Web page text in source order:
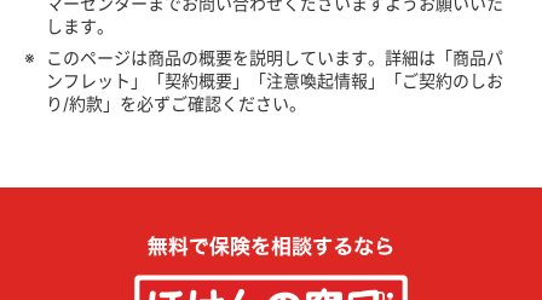
します。
※
このページは商品の概要を説明しています。詳細は「商品パ
ンフレット」「契約概要」「注意喚起情報」「ご契約のしお
り/約款」を必ずご確認ください。